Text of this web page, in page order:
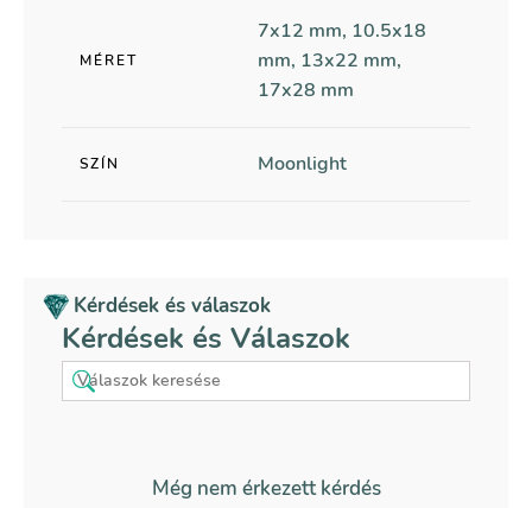
MÉRET
7x12 mm, 10.5x18
mm, 13x22 mm,
17x28 mm
SZÍN Moonlight
Kérdések és válaszok
Kérdések és Válaszok
Még nem érkezett kérdés